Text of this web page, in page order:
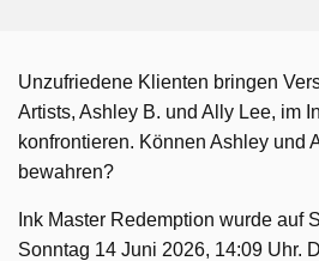
Unzufriedene Klienten bringen
Artists, Ashley B. und Ally Lee, im
konfrontieren. Können Ashley und
bewahren?
Ink Master Redemption wurde auf
Sonntag 14 Juni 2026, 14:09 Uhr.